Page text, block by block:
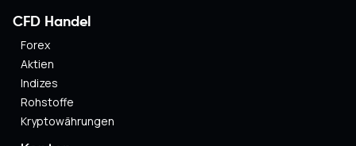
CFD Handel
Forex
Aktien
Indizes
Rohstoffe
Kryptowährungen